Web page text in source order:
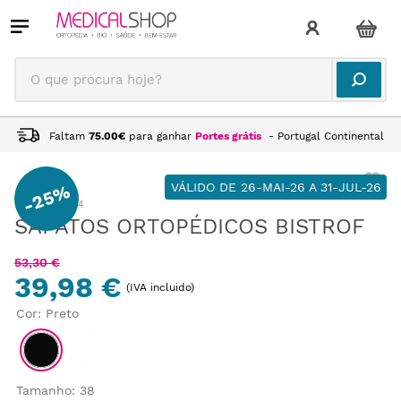
O que procura hoje?
Faltam 75.00€ para ganhar Portes grátis - Portugal Continental
-25% VÁLIDO DE 26-MAI-26 A 31-JUL-26
:CA125034
SAPATOS ORTOPÉDICOS BISTROF
53,30 €
39,98 € (IVA incluido)
Cor: Preto
Tamanho: 38